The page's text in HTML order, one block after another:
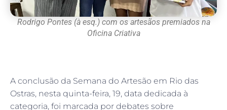
Rodrigo Pontes (à esq.) com os artesãos premiados na
Oficina Criativa
A conclusão da Semana do Artesão em Rio das
Ostras, nesta quinta-feira, 19, data dedicada à
categoria, foi marcada por debates sobre